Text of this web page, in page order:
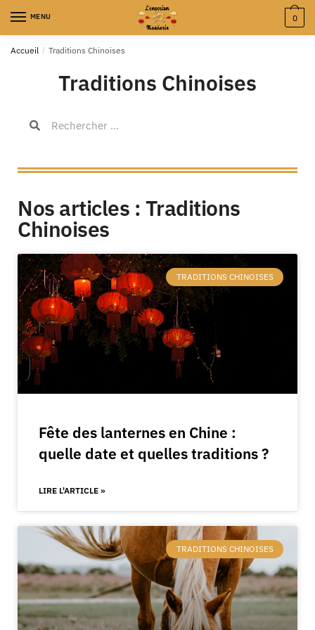
MENU 0
Accueil / Traditions Chinoises
Traditions Chinoises
Nos articles : Traditions
Chinoises
TRADITIONS CHINOISES
Fête des lanternes en Chine :
quelle date et quelles traditions ?
LIRE L'ARTICLE »
TRADITIONS CHINOISES